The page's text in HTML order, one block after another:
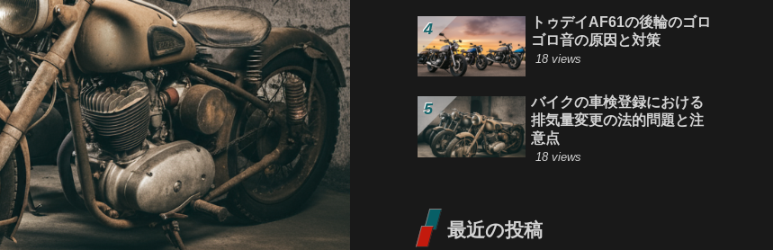
トゥデイAF61の後輪のゴロ
ゴロ音の原因と対策
18 views
バイクの車検登録における
排気量変更の法的問題と注
意点
18 views
最近の投稿